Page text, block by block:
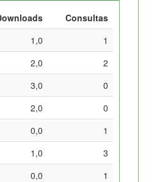
Consultas
1,0
1
2,0
2
3,0
0
2,0
0
0,0
1
1,0
3
0,0
1